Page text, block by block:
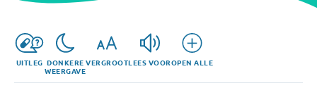
UITLEG DONKERE
WEERGAVE
VERGROOTLEES VOOROPEN ALLE